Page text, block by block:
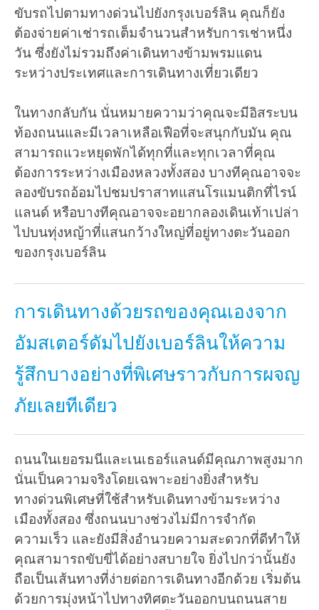
ขับรถไปตามทางด่วนไปยังกรุงเบอร์ลิน คุณก็ยัง
ต้องจ่ายค่าเช่ารถเต็มจำนวนสำหรับการเช่าหนึ่ง
วัน ซึ่งยังไม่รวมถึงค่าเดินทางข้ามพรมแดน
ระหว่างประเทศและการเดินทางเที่ยวเดียว
ในทางกลับกัน นั่นหมายความว่าคุณจะมีอิสระบน
ท้องถนนและมีเวลาเหลือเฟือที่จะสนุกกับมัน คุณ
สามารถแวะหยุดพักได้ทุกที่และทุกเวลาที่คุณ
ต้องการระหว่างเมืองหลวงทั้งสอง บางทีคุณอาจจะ
ลองขับรถอ้อมไปชมปราสาทแสนโรแมนติกที่ไรน์
แลนด์ หรือบางทีคุณอาจจะอยากลองเดินเท้าเปล่า
ไปบนทุ่งหญ้าที่แสนกว้างใหญ่ที่อยู่ทางตะวันออก
ของกรุงเบอร์ลิน
การเดินทางด้วยรถของคุณเองจาก
อัมสเตอร์ดัมไปยังเบอร์ลินให้ความ
รู้สึกบางอย่างที่พิเศษราวกับการผจญ
ภัยเลยทีเดียว
ถนนในเยอรมนีและเนเธอร์แลนด์มีคุณภาพสูงมาก
นั่นเป็นความจริงโดยเฉพาะอย่างยิ่งสำหรับ
ทางด่วนพิเศษที่ใช้สำหรับเดินทางข้ามระหว่าง
เมืองทั้งสอง ซึ่งถนนบางช่วงไม่มีการจำกัด
ความเร็ว และยังมีสิ่งอำนวยความสะดวกที่ดีทำให้
คุณสามารถขับขี่ได้อย่างสบายใจ ยิ่งไปกว่านั้นยัง
ถือเป็นเส้นทางที่ง่ายต่อการเดินทางอีกด้วย เริ่มต้น
ด้วยการมุ่งหน้าไปทางทิศตะวันออกบนถนนสาย